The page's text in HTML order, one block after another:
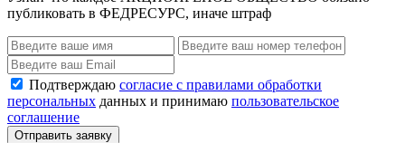
публиковать в ФЕДРЕСУРС, иначе штраф
Подтверждаю согласие с правилами обработки
персональных данных и принимаю пользовательское
соглашение
Отправить заявку